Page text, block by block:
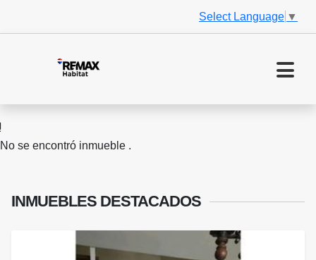
Select Language ▼
No se encontró inmueble .
INMUEBLES DESTACADOS